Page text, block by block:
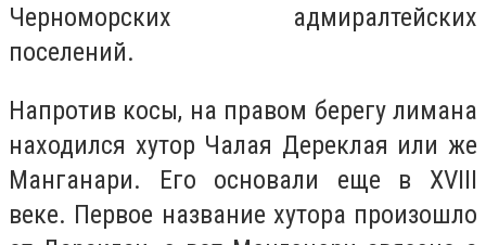
Черноморских адмиралтейских
поселений.
Напротив косы, на правом берегу лимана
находился хутор Чалая Дереклая или же
Манганари. Его основали еще в XVIII
веке. Первое название хутора произошло